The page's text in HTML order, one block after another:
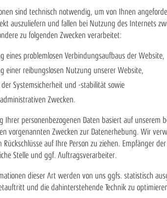
sind technisch notwendig, um von Ihnen
auszuliefern und fallen bei Nutzung des Internets
zu folgenden Zwecken verarbeitet:
eines problemlosen Verbindungsaufbaus der Website,
einer reibungslosen Nutzung unserer Website,
Systemsicherheit und -stabilität sowie
Zwecken.
Ihrer personenbezogenen Daten basiert auf unserem
vorgenannten Zwecken zur Datenerhebung. Wir
Rückschlüsse auf Ihre Person zu ziehen. Empfänger
Stelle und ggf. Auftragsverarbeiter.
dieser Art werden von uns ggfs. statistisch
und die dahinterstehende Technik zu